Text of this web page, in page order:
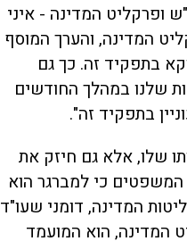
ופרקליט המדינה - איני
המדינה, והערך המוסף
בתפקיד זה. כך גם
שלנו במהלך החודשים
בתפקיד זה".
שלו, אלא גם חיזק את
כי למברגר הוא
המדינה, דומני שעו"ד
המדינה, הוא המועמד